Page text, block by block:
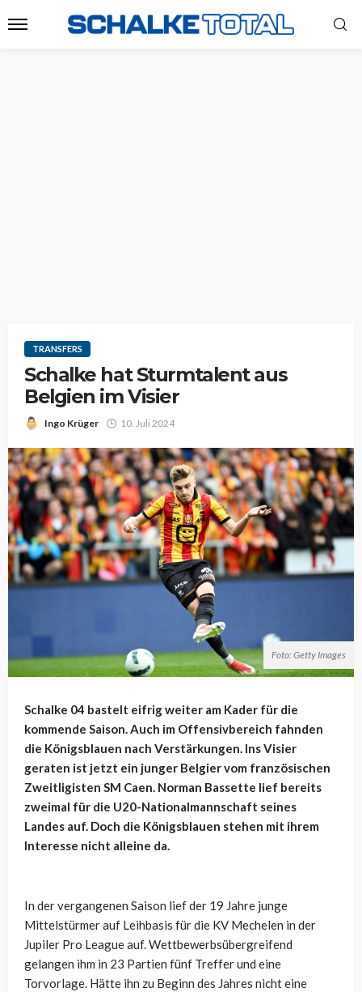
TRANSFERS
Schalke hat Sturmtalent aus
Belgien im Visier
Ingo Krüger 10. Juli 2024
Foto: Getty Images
Schalke 04 bastelt eifrig weiter am Kader für die
kommende Saison. Auch im Offensivbereich fahnden
die Königsblauen nach Verstärkungen. Ins Visier
geraten ist jetzt ein junger Belgier vom französischen
Zweitligisten SM Caen. Norman Bassette lief bereits
zweimal für die U20-Nationalmannschaft seines
Landes auf. Doch die Königsblauen stehen mit ihrem
Interesse nicht alleine da.
In der vergangenen Saison lief der 19 Jahre junge
Mittelstürmer auf Leihbasis für die KV Mechelen in der
Jupiler Pro League auf. Wettbewerbsübergreifend
gelangen ihm in 23 Partien fünf Treffer und eine
Torvorlage. Hätte ihn zu Beginn des Jahres nicht eine